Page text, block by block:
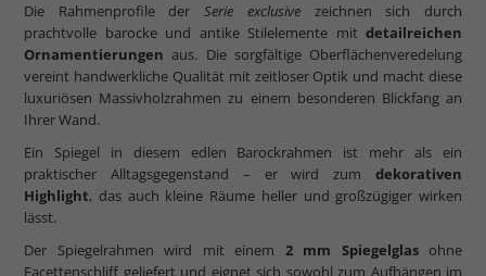
Die Rahmenprofile derSerie exclusivezeichnen sich durch
prachtvolle barocke und antike Stilelemente mit detailreichen
Ornamentierungen aus. Die sorgfältige Oberflächenveredelung
vereint handwerkliche Qualität mit zeitloser Optik und macht diese
luxuriösen Massivholzrahmen zu einem besonderen Blickfang an
Ihrer Wand.
Ein Spiegel in diesem edlen Barockrahmen ist mehr als ein
praktischer Alltagsgegenstand – er wird zum dekorativen
Highlight, das auch kleine Räume heller und großzügiger wirken
lässt.
Der Spiegelrahmen wird mit einem 2 mm Spiegelglasohne
Facettenschliff geliefert und eignet sich sowohl zum Aufhängen im